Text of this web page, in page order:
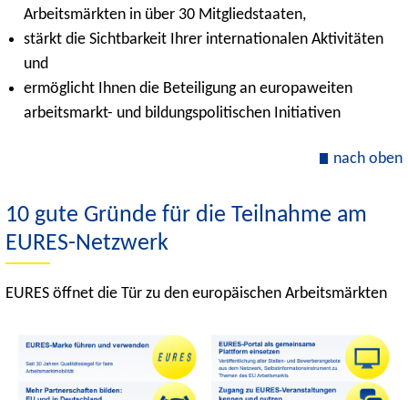
Arbeitsmärkten in über 30 Mitgliedstaaten,
stärkt die Sichtbarkeit Ihrer internationalen Aktivitäten
und
ermöglicht Ihnen die Beteiligung an europaweiten
arbeitsmarkt- und bildungspolitischen Initiativen
nach oben
10 gute Gründe für die Teilnahme am
EURES-Netzwerk
EURES öffnet die Tür zu den europäischen Arbeitsmärkten